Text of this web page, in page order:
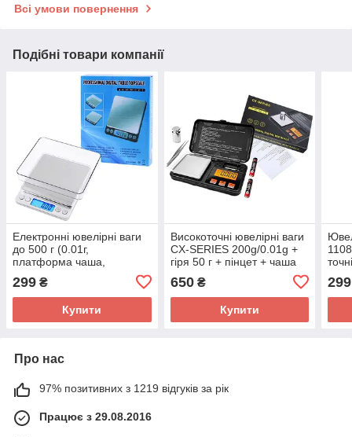
Всі умови повернення
Подібні товари компанії
Електронні ювелірні ваги
до 500 г (0.01г,
платформа чаша,
299 ₴
Купити
Високоточні ювелірні ваги
CX-SERIES 200g/0.01g +
гіря 50 г + пінцет + чаша
650₴
Купити
299
Про нас
97% позитивних з 1219 відгуків за рік
Працює з 29.08.2016